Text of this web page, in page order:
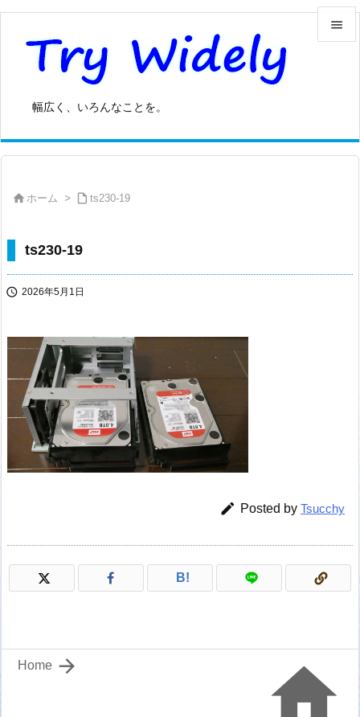
幅広く、いろんなことを。


前へ
 ホーム >  ts230-19
ts230-19
 2026年5月1日
 Posted by Tsucchy
B!


Home